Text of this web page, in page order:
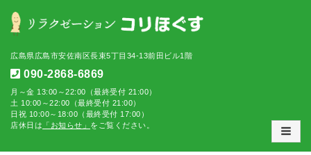
広島県広島市安佐南区長束5丁目34-13前田ビル1階
090-2868-6869
月～金 13:00～22:00（最終受付 21:00）
土 10:00～22:00（最終受付 21:00）
日祝 10:00～18:00（最終受付 17:00）
店休日は 「お知らせ」 をご覧ください。